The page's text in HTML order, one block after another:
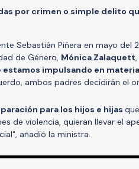
por crimen o simple delito
Sebastián Piñera en mayo del
de Género, Mónica Zalaquett
impulsando en
ambos padres decidirán el
para los hijos e hijas
de violencia, quieran llevar el
añadió la ministra.